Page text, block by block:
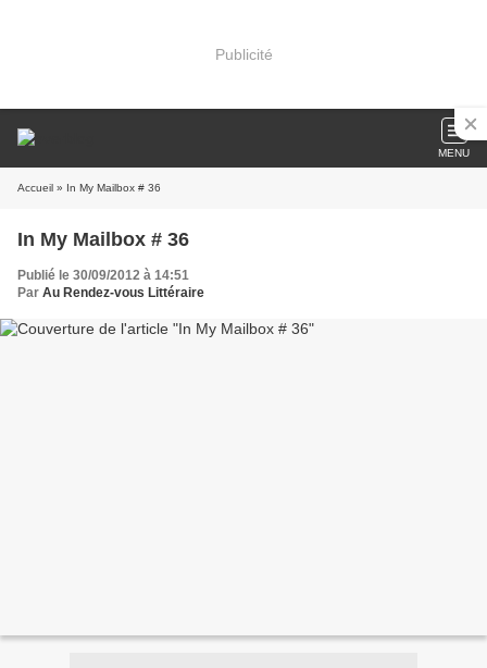
Publicité
MENU
Accueil » In My Mailbox # 36
In My Mailbox # 36
Publié le 30/09/2012 à 14:51
Par Au Rendez-vous Littéraire